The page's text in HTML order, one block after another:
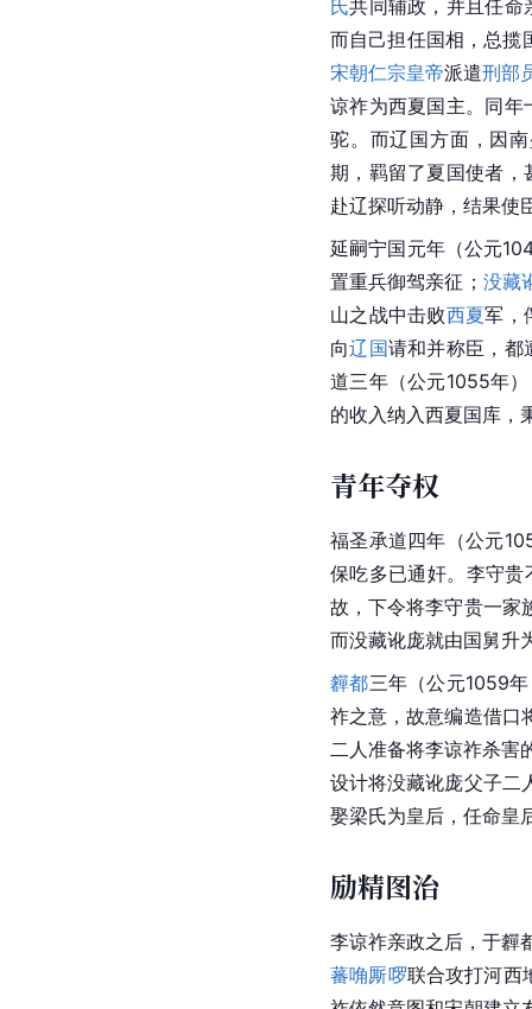
氏共同辅政，并且任命
而自己担任国相，总揽
宋朝仁宗皇帝派遣刑部
谅祚为西夏国主。同年
驼。而辽国方面，因
期，羁留了夏国使者，
赴辽探听动静，结果使
延嗣宁国元年（公元
置重兵御驾亲征； 没藏
山之战中击败西夏军，
向辽国请和并称臣，都
道三年（公元1055年
的收入纳入西夏国库，
青年夺权
福圣承道四年（公元
保吃多已通奸。李守贵
故，下令将李守贵一家
而没藏讹庞就由国舅升
奲都三年（公元1059
祚之意，故意编造借口
二人准备将李谅祚杀害
设计将没藏讹庞父子二
娶梁氏为皇后，任命皇
励精图治
李谅祚亲政之后，于奲
蕃唃厮啰联合攻打河西